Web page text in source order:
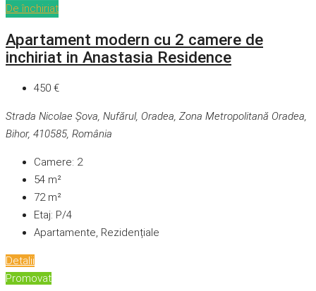
De închiriat
Apartament modern cu 2 camere de
inchiriat in Anastasia Residence
450 €
Strada Nicolae Șova, Nufărul, Oradea, Zona Metropolitană Oradea,
Bihor, 410585, România
Camere: 2
54 m²
72m²
Etaj: P/4
Apartamente, Rezidențiale
Detalii
Promovat